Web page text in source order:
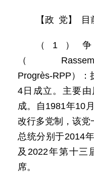
【政 党】 目
（1）
（
Progrès-RPP）：
4日成立。主要
成。自1981年10
改行多党制，该党
总统分别于2014
及2022年第十三
席。